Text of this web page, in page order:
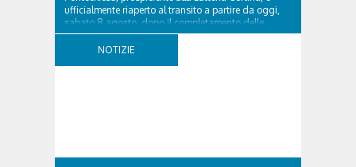
ufficialmente riaperto al transito a partire da oggi,
sabato 8 agosto, dopo il completamento delle
verifiche e il positivo collaudo...
NOTIZIE